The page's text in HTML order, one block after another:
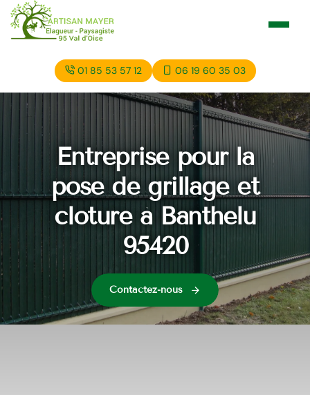
01 85 53 57 12 06 19 60 35 03
Entreprise pour la
pose de grillage et
cloture à Banthelu
95420
Contactez-nous